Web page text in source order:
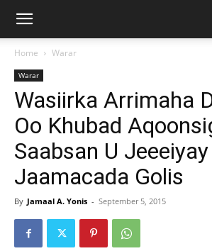
Home Warar
Warar
Wasiirka Arrimaha
Oo Khubad
Saabsan U
Jaamacada Golis
By Jamaal A. Yonis - September 5, 2015